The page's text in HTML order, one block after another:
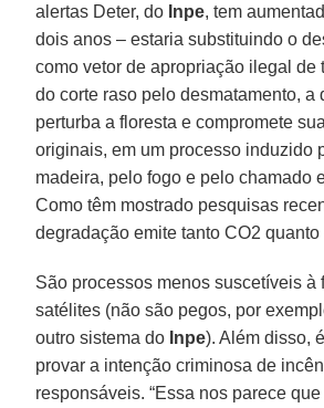
alertas Deter, do Inpe, tem
dois anos – estaria substituindo o
como vetor de apropriação ilegal de
do corte raso pelo desmatamento, a
perturba a floresta e compromete
originais, em um processo induzido
madeira, pelo fogo e pelo chamado
Como têm mostrado pesquisas
degradação emite tanto CO2
São processos menos suscetíveis à
satélites (não são pegos, por
outro sistema do Inpe). Além disso,
provar a intenção criminosa de
responsáveis. “Essa nos parece